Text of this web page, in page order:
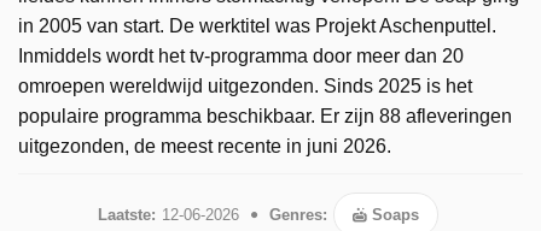
in 2005 van start. De werktitel was Projekt Aschenputtel.
Inmiddels wordt het tv-programma door meer dan 20
omroepen wereldwijd uitgezonden. Sinds 2025 is het
populaire programma beschikbaar. Er zijn 88 afleveringen
uitgezonden, de meest recente in juni 2026.
Laatste: 12-06-2026 Genres: Soaps